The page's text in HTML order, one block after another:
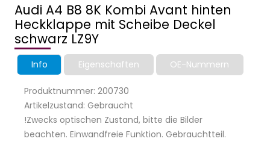
Audi A4 B8 8K Kombi Avant hinten
Heckklappe mit Scheibe Deckel
schwarz LZ9Y
Info Eigenschaften OE-Nummern
Produktnummer: 200730
Artikelzustand: Gebraucht
!Zwecks optischen Zustand, bitte die Bilder
beachten. Einwandfreie Funktion. Gebrauchtteil.